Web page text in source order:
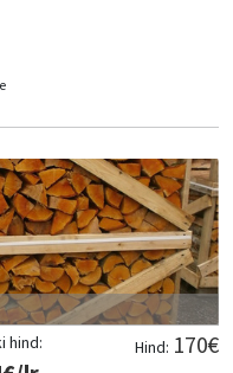
Hind: 170€
hind: